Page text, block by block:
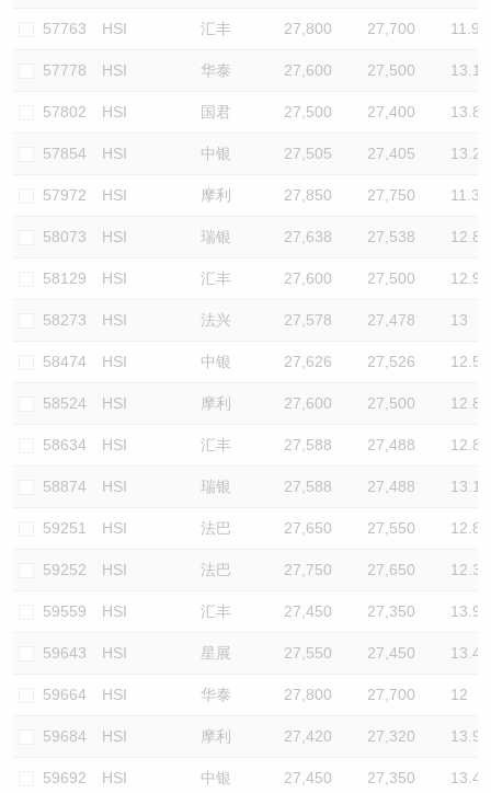
57763 HSI 汇丰 27,800 27,700 11.9
57778 HSI 华泰 27,600 27,500 13.1
57802 HSI 国君 27,500 27,400 13.8
57854 HSI 中银 27,505 27,405 13.2
57972 HSI 摩利 27,850 27,750 11.3
58073 HSI 瑞银 27,638 27,538 12.8
58129 HSI 汇丰 27,600 27,500 12.9
58273 HSI 法兴 27,578 27,478 13
58474 HSI 中银 27,626 27,526 12.5
58524 HSI 摩利 27,600 27,500 12.8
58634 HSI 汇丰 27,588 27,488 12.8
58874 HSI 瑞银 27,588 27,488 13.1
59251 HSI 法巴 27,650 27,550 12.8
59252 HSI 法巴 27,750 27,650 12.3
59559 HSI 汇丰 27,450 27,350 13.9
59643 HSI 星展 27,550 27,450 13.4
59664 HSI 华泰 27,800 27,700 12
59684 HSI 摩利 27,420 27,320 13.9
59692 HSI 中银 27,450 27,350 13.4